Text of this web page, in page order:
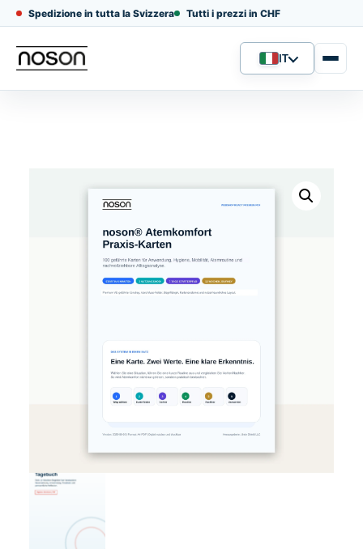
Spedizione in tutta la Svizzera Tutti i prezzi in CHF
Lingua
IT